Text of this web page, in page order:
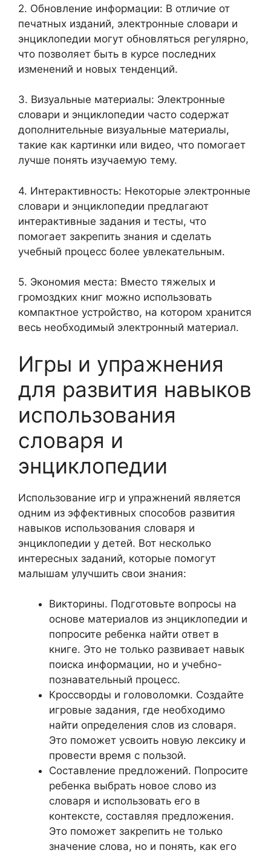
2. Обновление информации: В отличие от
печатных изданий, электронные словари и
энциклопедии могут обновляться регулярно,
что позволяет быть в курсе последних
изменений и новых тенденций.
3. Визуальные материалы: Электронные
словари и энциклопедии часто содержат
дополнительные визуальные материалы,
такие как картинки или видео, что помогает
лучше понять изучаемую тему.
4. Интерактивность: Некоторые электронные
словари и энциклопедии предлагают
интерактивные задания и тесты, что
помогает закрепить знания и сделать
учебный процесс более увлекательным.
5. Экономия места: Вместо тяжелых и
громоздких книг можно использовать
компактное устройство, на котором хранится
весь необходимый электронный материал.
Игры и упражнения
для развития навыков
использования
словаря и
энциклопедии
Использование игр и упражнений является
одним из эффективных способов развития
навыков использования словаря и
энциклопедии у детей. Вот несколько
интересных заданий, которые помогут
малышам улучшить свои знания:
Викторины. Подготовьте вопросы на
основе материалов из энциклопедии и
попросите ребенка найти ответ в
книге. Это не только развивает навык
поиска информации, но и учебно-
познавательный процесс.
Кроссворды и головоломки. Создайте
игровые задания, где необходимо
найти определения слов из словаря.
Это поможет усвоить новую лексику и
провести время с пользой.
Составление предложений. Попросите
ребенка выбрать новое слово из
словаря и использовать его в
контексте, составляя предложения.
Это поможет закрепить не только
значение слова, но и понять, как его